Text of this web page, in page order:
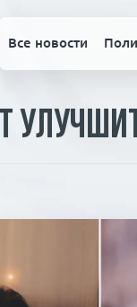
Все новости